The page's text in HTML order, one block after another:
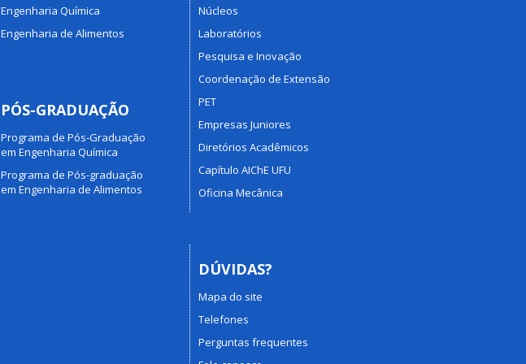
Engenharia Química
Engenharia de Alimentos
PÓS-GRADUAÇÃO
Programa de Pós-Graduação
em Engenharia Química
Programa de Pós-graduação
em Engenharia de Alimentos
Núcleos
Laboratórios
Pesquisa e Inovação
Coordenação de Extensão
PET
Empresas Juniores
Diretórios Acadêmicos
Capítulo AIChE UFU
Oficina Mecânica
DÚVIDAS?
Mapa do site
Telefones
Perguntas frequentes